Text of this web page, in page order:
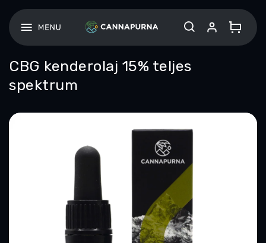
tartalomhoz
CBG kenderolaj 15% teljes
spektrum